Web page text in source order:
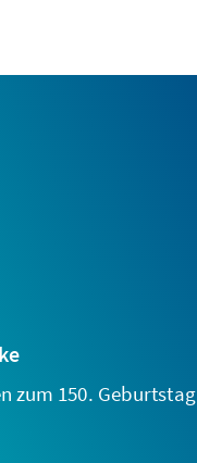
zum 150. Geburtstag